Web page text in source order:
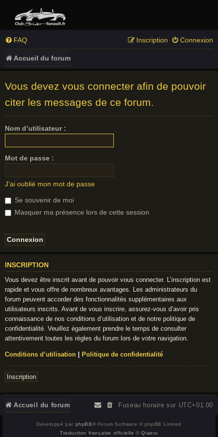
FAQ Connexion
Inscription
Accueil du forum
Vous devez vous connecter afin de pouvoir
citer les messages de ce forum.
Nom d’utilisateur :
Mot de passe :
J’ai oublié mon mot de passe
Se souvenir de moi
Masquer ma présence lors de cette session
INSCRIPTION
Vous devez être inscrit avant de pouvoir vous connecter. L’inscription est
rapide et vous offre de nombreux avantages. Les administrateurs du
forum peuvent accorder des fonctionnalités supplémentaires aux
utilisateurs inscrits. Avant de vous inscrire, assurez-vous d’avoir pris
connaissance de nos conditions d’utilisation et de notre politique de
confidentialité. Veuillez également prendre le temps de consulter
attentivement toutes les règles du forum lors de votre navigation.
Conditions d’utilisation Politique de confidentialité
Inscription
Accueil du forum Fuseau horaire sur UTC+01:00
Développé par phpBB® Forum Software © phpBB Limited
Traduction française officielle ©Qiaeru